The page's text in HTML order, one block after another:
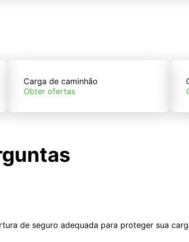
Carga de caminhão
Obter ofertas
de seguro adequada para proteger sua